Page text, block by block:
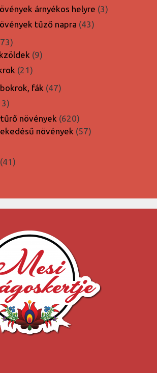
termék
árnyékos helyre 33
tűző napra 4343
7373
termék
99
2121
termék
fák 4747
13
termék
növények 620620
termék
növények 5757
4141